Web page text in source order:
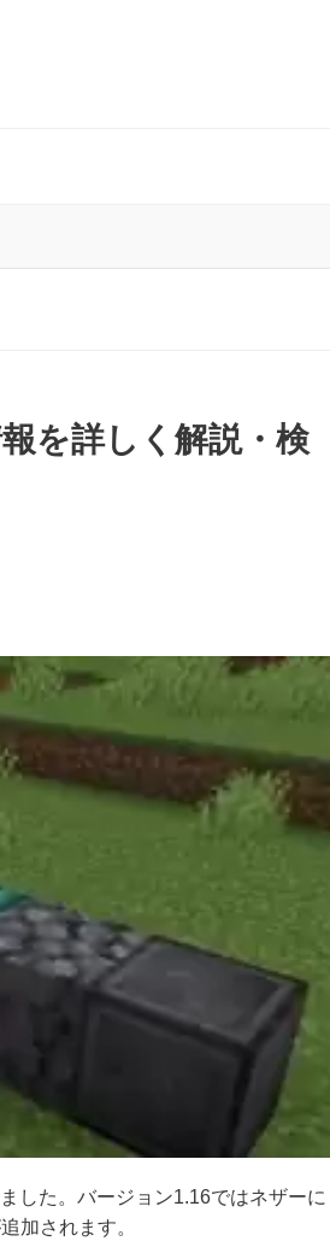
を詳しく解説・検
した。バージョン1.16ではネザーに
加されます。